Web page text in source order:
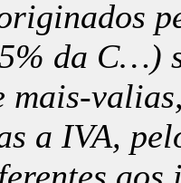
da C…)
mais-
a IVA,